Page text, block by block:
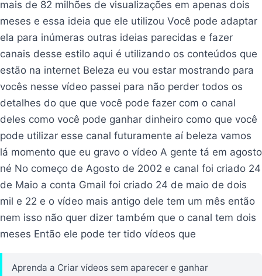
mais de 82 milhões de visualizações em apenas dois
meses e essa ideia que ele utilizou Você pode adaptar
ela para inúmeras outras ideias parecidas e fazer
canais desse estilo aqui é utilizando os conteúdos que
estão na internet Beleza eu vou estar mostrando para
vocês nesse vídeo passei para não perder todos os
detalhes do que que você pode fazer com o canal
deles como você pode ganhar dinheiro como que você
pode utilizar esse canal futuramente aí beleza vamos
lá momento que eu gravo o vídeo A gente tá em agosto
né No começo de Agosto de 2002 e canal foi criado 24
de Maio a conta Gmail foi criado 24 de maio de dois
mil e 22 e o vídeo mais antigo dele tem um mês então
nem isso não quer dizer também que o canal tem dois
meses Então ele pode ter tido vídeos que
Aprenda a Criar vídeos sem aparecer e ganhar